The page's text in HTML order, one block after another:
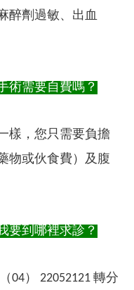
醉劑過敏、出血
術需要自費嗎？
樣，您只需要負擔
物或伙食費）及腹
要到哪裡求診？
04） 22052121 轉分